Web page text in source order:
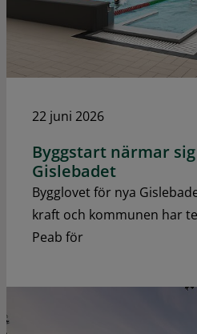
22 juni 2026
Byggstart närmar
Gislebadet
Bygglovet för nya
kraft och kommunen har
Peab för